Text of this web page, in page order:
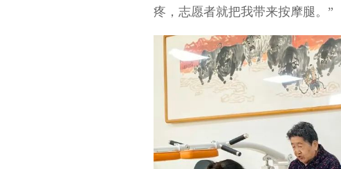
疼，志愿者就把我带来按摩腿。”
传递法律